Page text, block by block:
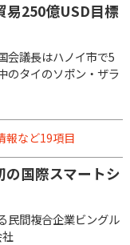
易250億USD目標
会議長はハノイ市で5
のタイのソポン・ザラ
報など19項目
の国際スマートシ
民間複合企業ビングル